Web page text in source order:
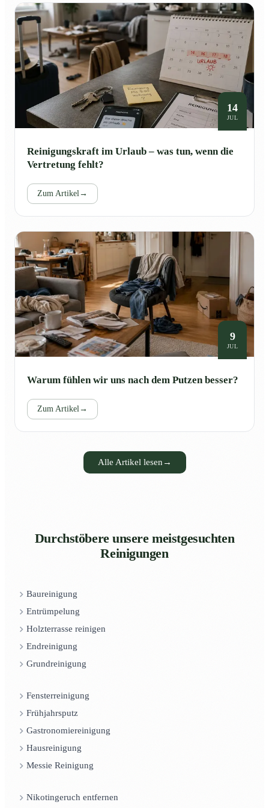
14
JUL
Reinigungskraft im Urlaub – was tun, wenn die
Vertretung fehlt?
Zum Artikel→
9
JUL
Warum fühlen wir uns nach dem Putzen besser?
Zum Artikel→
Alle Artikel lesen →
Durchstöbere unsere meistgesuchten
Reinigungen
Baureinigung
Entrümpelung
Holzterrasse reinigen
Endreinigung
Grundreinigung
Fensterreinigung
Frühjahrsputz
Gastronomiereinigung
Hausreinigung
Messie Reinigung
Nikotingeruch entfernen